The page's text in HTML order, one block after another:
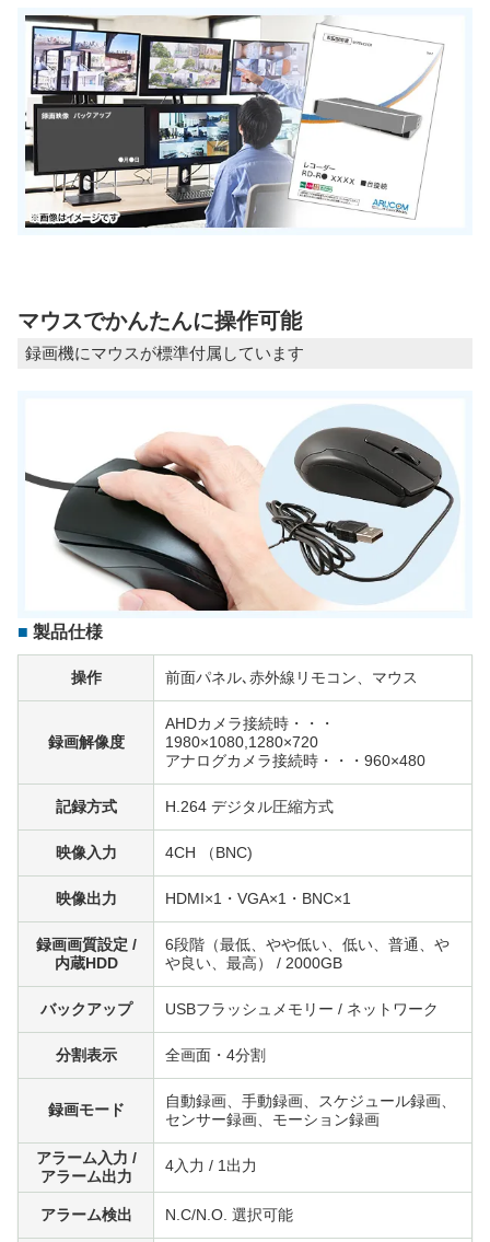
マウスでかんたんに操作可能
録画機にマウスが標準付属しています
製品仕様
操作 前面パネル､赤外線リモコン、マウス
録画解像度
AHDカメラ接続時・・・
1980×1080,1280×720
アナログカメラ接続時・・・960×480
記録方式 H.264 デジタル圧縮方式
映像入力 4CH （BNC)
映像出力 HDMI×1・VGA×1・BNC×1
録画画質設定 /
内蔵HDD
6段階（最低、やや低い、低い、普通、や
や良い、最高） / 2000GB
バックアップ USBフラッシュメモリー / ネットワーク
分割表示 全画面・4分割
録画モード
自動録画、手動録画、スケジュール録画、
センサー録画、モーション録画
アラーム入力 /
アラーム出力
4入力 / 1出力
アラーム検出 N.C/N.O. 選択可能